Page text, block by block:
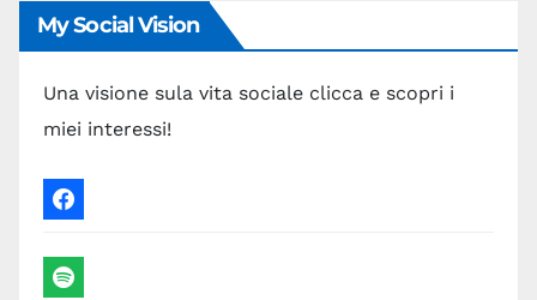
My Social Vision
Una visione sula vita sociale clicca e scopri i
miei interessi!
facebook
spotify